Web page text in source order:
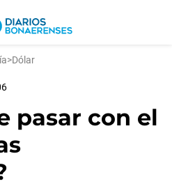
>Dólar
pasar con el